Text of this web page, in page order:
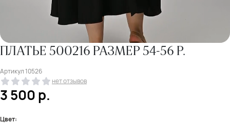
ПЛАТЬЕ 500216 РАЗМЕР 54-56 Р.
Артикул10526
нет отзывов
3 500р.
Цвет: